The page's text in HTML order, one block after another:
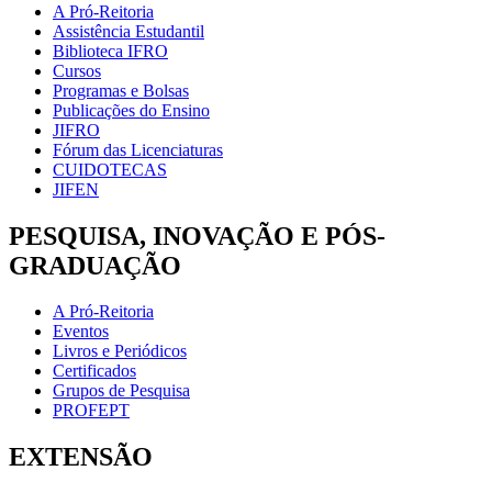
A Pró-Reitoria
Assistência Estudantil
Biblioteca IFRO
Cursos
Programas e Bolsas
Publicações do Ensino
JIFRO
Fórum das Licenciaturas
CUIDOTECAS
JIFEN
PESQUISA, INOVAÇÃO E PÓS-
GRADUAÇÃO
A Pró-Reitoria
Eventos
Livros e Periódicos
Certificados
Grupos de Pesquisa
PROFEPT
EXTENSÃO